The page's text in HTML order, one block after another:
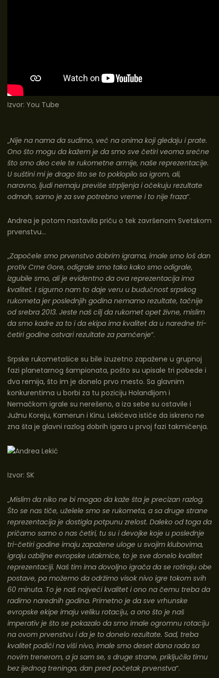
Izvor: You Tube
„Nije na nama da sudimo, već na onima koji gledaju i prate.
Ono što mogu da kažem je da smo sve četiri veoma srećne
što smo deo cele te rukometne armije, naše reprezentacije.
U suštini mi je drago što se to poklopilo sa igrom, ali,
naravno, ljudi nemaju previše strpljenja i očekuju rezultate
odmah, samo je za sve potrebno vreme i to nije fraza“.
Andrea je potom nastavila priču o tek završenom Svetskom
prvenstvu…
„Započele smo prvenstvo dobrim igrama, imale smo loš dan
protiv Crne Gore, odigrale smo tako kako smo odigrale,
izgubile smo, ali je evidentno da ova reprezentacija ima
kvalitet. I sigurno nam to daje veru u budućnost srpskog
rukometa jer poslednjih godina nemamo rezultate, tačnije
od srebra 2013. Jeste naš cilj da rukomet opet živne, mislim
da smo kadre za to i da ekipa ima kvalitet da u naredne tri-
četiri godine ostvari rezultate za pamćenje“.
Srpske rukometašice su bile izuzetno zapažene u grupnoj
fazi planetarnog šampionata, pošto su upisale tri pobede i
dva remija, što im je donelo prvo mesto. Sa glavnim
konkurentima u borbi za tu poziciju Holandijom i
Nemačkom igrale su nerešeno, a iza sebe su ostavile i
Južnu Koreju, Kamerun i Kinu. Lekićeva ističe da iskreno ne
zna šta je glavni razlog dobrih igara u prvoj fazi takmičenja.
Izvor: SK
„Mislim da niko ne bi mogao da kaže šta je precizan razlog.
Što se nas tiče, uželele smo se rukometa, a sa druge strane
reprezentacija je dostigla potpunu zrelost. Daleko od toga da
pričamo samo o nas četiri, tu su i devojke koje u poslednje
tri-četiri godine imaju zapažene uloge u svojim klubovima,
igraju ozbiljne evropske utakmice, to je sve donelo kvalitet
reprezentaciji. Naš tim ima dovoljno igrača da se rotiraju obe
postave, pa možemo da održimo visok nivo igre tokom svih
60 minuta. To je naš najveći kvalitet i ono na čemu treba da
radimo narednih godina. Primetno je da sve vrhunske
evropske ekipe imaju veliku rotaciju, a ono što je naš
imperativ je što se pokazalo da smo imale ogromnu rotaciju
na ovom prvenstvu i da je to donelo rezultate. Sad, treba
kvalitet podići na viši nivo, imale smo deset dana rada sa
novim trenerom, a ja sam se, s druge strane, priključila timu
bez ijednog treninga, dan pred početak prvenstva“.